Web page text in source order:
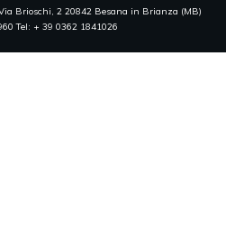
Brioschi, 2 20842 Besana in Brianza (MB)
Tel: + 39 0362 1841026